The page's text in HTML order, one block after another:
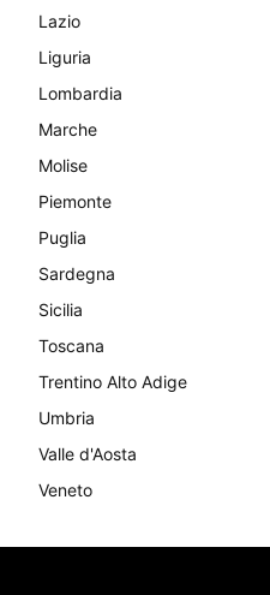
Lazio
Liguria
Lombardia
Marche
Molise
Piemonte
Puglia
Sardegna
Sicilia
Toscana
Trentino Alto Adige
Umbria
Valle d'Aosta
Veneto